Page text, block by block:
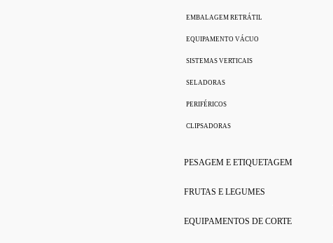
EMBALAGEM RETRÁTIL
EQUIPAMENTO VÁCUO
SISTEMAS VERTICAIS
SELADORAS
PERIFÉRICOS
CLIPSADORAS
PESAGEM E ETIQUETAGEM
FRUTAS E LEGUMES
EQUIPAMENTOS DE CORTE